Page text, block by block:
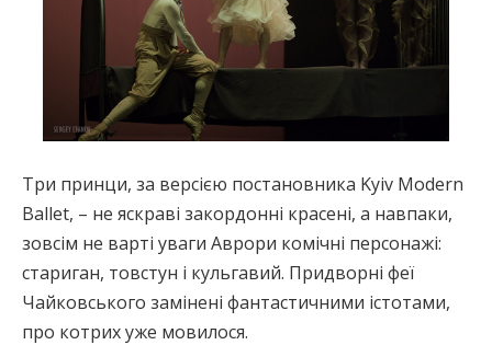
Три принци, за версією постановника Kyiv Modern
Ballet, – не яскраві закордонні красені, а навпаки,
зовсім не варті уваги Аврори комічні персонажі:
стариган, товстун і кульгавий. Придворні феї
Чайковського замінені фантастичними істотами,
про котрих уже мовилося.